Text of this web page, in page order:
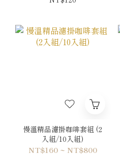
慢溫精品濾掛咖啡套組 (2
入組/10入組)
NT$160 ~ NT$800